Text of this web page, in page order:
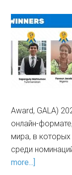
Award, GALA)
онлайн-
мира, в
среди
more...]